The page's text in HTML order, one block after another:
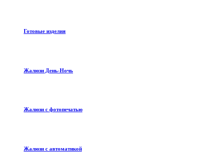
Готовые изделия
Жалюзи День-Ночь
Жалюзи с фотопечатью
Жалюзи с автоматикой